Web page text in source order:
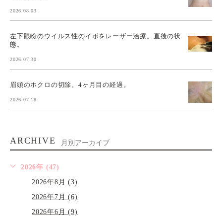
2026.08.03
左下眼瞼のウイルス性のイボをレーザー治療。直後の状
態。
2026.07.30
眉頭のホクロの切除。4ヶ月目の経過。
2026.07.18
ARCHIVE 月別アーカイブ
2026年 (47)
2026年8月 (3)
2026年7月 (6)
2026年6月 (9)